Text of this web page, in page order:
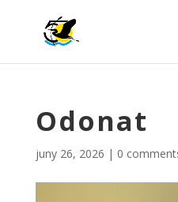
Odonat
juny 26, 2026 | 0